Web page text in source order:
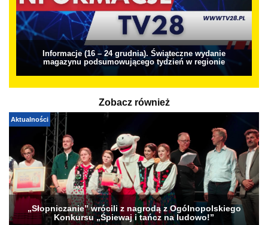
Informacje (16 – 24 grudnia). Świąteczne wydanie
magazynu podsumowującego tydzień w regionie
Zobacz również
Aktualności
„Słopniczanie” wrócili z nagrodą z Ogólnopolskiego
Konkursu „Śpiewaj i tańcz na ludowo!”